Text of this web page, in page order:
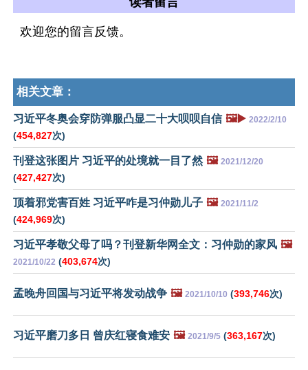
欢迎您的留言反馈。
相关文章：
习近平冬奥会穿防弹服凸显二十大呗呗自信 🖼️▶️ 2022/2/10
(454,827次)
刊登这张图片 习近平的处境就一目了然 🖼️ 2021/12/20
(427,427次)
顶着邪党害百姓 习近平咋是习仲勋儿子 🖼️ 2021/11/2
(424,969次)
习近平孝敬父母了吗？刊登新华网全文：习仲勋的家风 🖼️
2021/10/22 (403,674次)
孟晚舟回国与习近平将发动战争 🖼️ 2021/10/10 (393,746次)
习近平磨刀多日 曾庆红寝食难安 🖼️ 2021/9/5 (363,167次)